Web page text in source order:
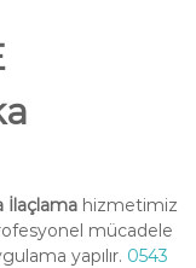
İlaçlamahizmetimiz
mücadele
yapılır. 0543